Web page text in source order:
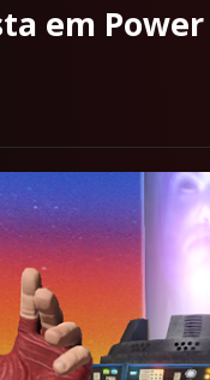
em